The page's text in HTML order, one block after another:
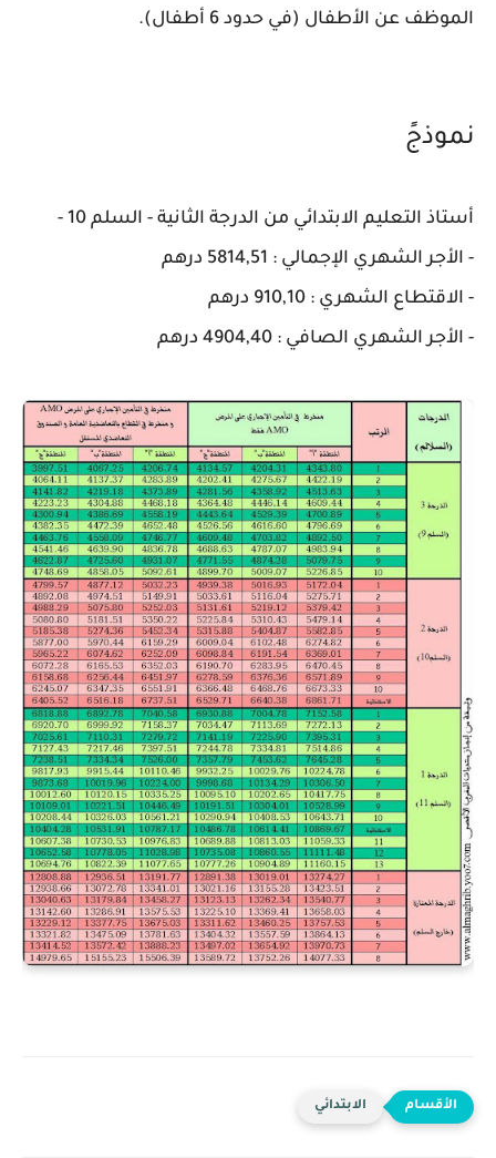
الموظف عن الأطفال (في حدود 6 أطفال).
نموذجً
أستاذ التعليم الابتدائي من الدرجة الثانية - السلم 10 -
- الأجر الشهري الإجمالي : 5814,51 درهم
- الاقتطاع الشهري : 910,10 درهم
- الأجر الشهري الصافي : 4904,40 درهم
الابتدائي